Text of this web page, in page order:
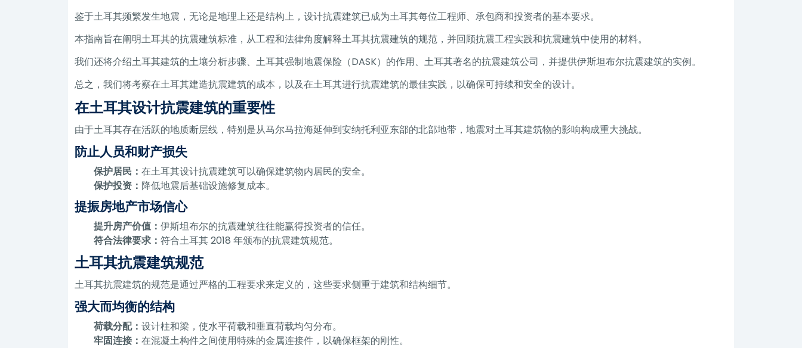
鉴于土耳其频繁发生地震，无论是地理上还是结构上，设计抗震建筑已成为土耳其每位工程师、承包商和投资者的基本要求。
本指南旨在阐明土耳其的抗震建筑标准，从工程和法律角度解释土耳其抗震建筑的规范，并回顾抗震工程实践和抗震建筑中使用的材料。
我们还将介绍土耳其建筑的土壤分析步骤、土耳其强制地震保险（DASK）的作用、土耳其著名的抗震建筑公司，并提供伊斯坦布尔抗震建筑的实例。
总之，我们将考察在土耳其建造抗震建筑的成本，以及在土耳其进行抗震建筑的最佳实践，以确保可持续和安全的设计。
在土耳其设计抗震建筑的重要性
由于土耳其存在活跃的地质断层线，特别是从马尔马拉海延伸到安纳托利亚东部的北部地带，地震对土耳其建筑物的影响构成重大挑战。
防止人员和财产损失
保护居民：在土耳其设计抗震建筑可以确保建筑物内居民的安全。
保护投资： 降低地震后基础设施修复成本。
提振房地产市场信心
提升房产价值：伊斯坦布尔的抗震建筑往往能赢得投资者的信任。
符合法律要求：符合土耳其 2018 年颁布的抗震建筑规范。
土耳其抗震建筑规范
土耳其抗震建筑的规范是通过严格的工程要求来定义的，这些要求侧重于建筑和结构细节。
强大而均衡的结构
荷载分配：设计柱和梁，使水平荷载和垂直荷载均匀分布。
牢固连接：在混凝土构件之间使用特殊的金属连接件，以确保框架的刚性。